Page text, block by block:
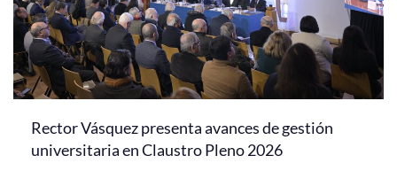
Rector Vásquez presenta avances de gestión
universitaria en Claustro Pleno 2026